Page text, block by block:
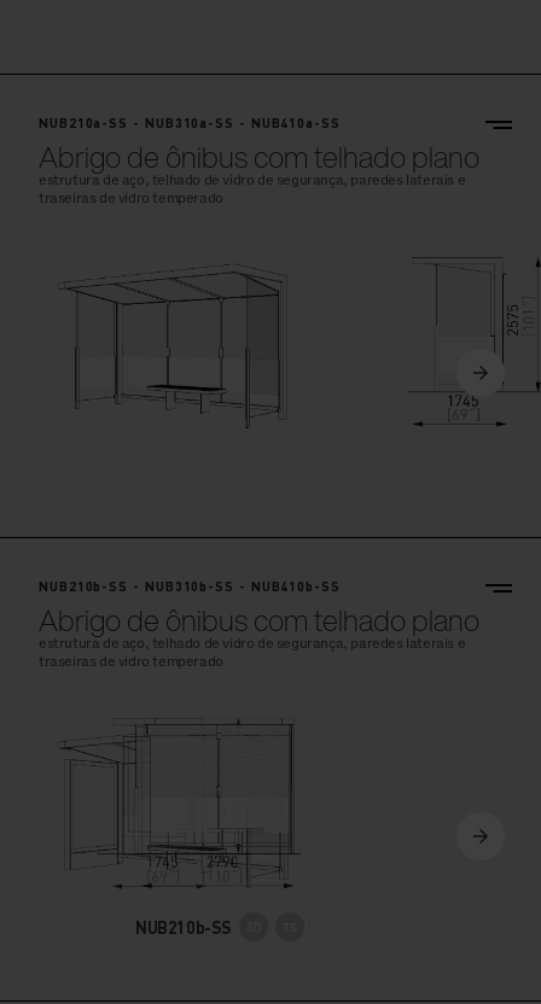
NUB210a-SS - NUB310a-SS - NUB410a-SS
Abrigo de ônibus com telhado plano
estrutura de aço, telhado de vidro de segurança, paredes laterais e
traseiras de vidro temperado
NUB210b-SS - NUB310b-SS - NUB410b-SS
Abrigo de ônibus com telhado plano
estrutura de aço, telhado de vidro de segurança, paredes laterais e
traseiras de vidro temperado
NUB210b-SS